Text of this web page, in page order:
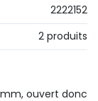
2222152
2 produits
ouvert donc